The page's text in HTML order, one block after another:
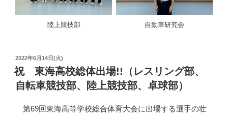
陸上競技部 自動車研究会
投
稿
日:
2022年6月14日(火)
祝 東海高校総体出場!!（レスリング部、
自転車競技部、陸上競技部、卓球部）
第69回東海高等学校総合体育大会に出場する選手の壮